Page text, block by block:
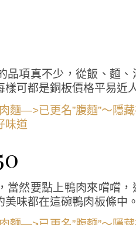
品項真不少，從飯、麵
可都是銅板價格平易近
當然要點上鴨肉來嚐嚐
味都在這碗鴨肉板條中。